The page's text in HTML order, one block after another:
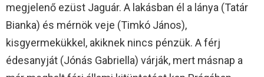
megjelenő ezüst Jaguár. A lakásban él a lánya (Tatár
Bianka) és mérnök veje (Timkó János),
kisgyermekükkel, akiknek nincs pénzük. A férj
édesanyját (Jónás Gabriella) várják, mert másnap a